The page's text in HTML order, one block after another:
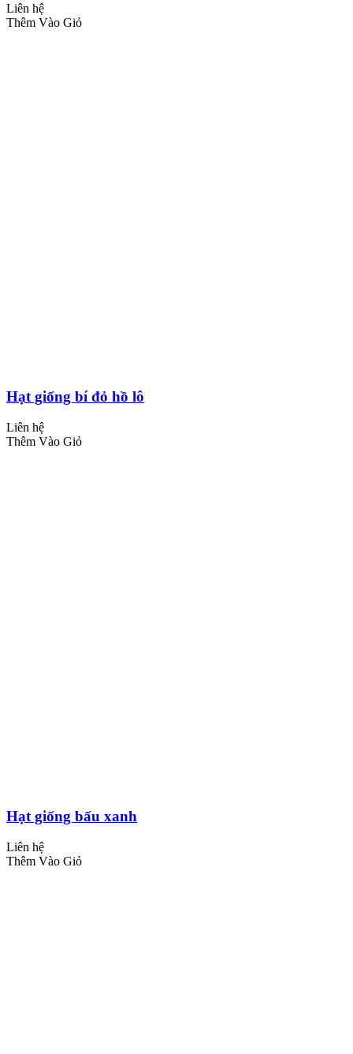
Liên hệ
Thêm Vào Giỏ
Hạt giống bí đỏ hồ lô
Liên hệ
Thêm Vào Giỏ
Hạt giống bấu xanh
Liên hệ
Thêm Vào Giỏ